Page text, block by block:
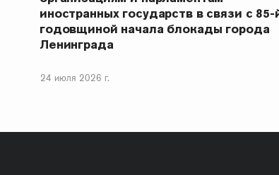
иностранных государств в связи с 85-
годовщиной начала блокады города
Ленинграда
24 июля 2026 г.